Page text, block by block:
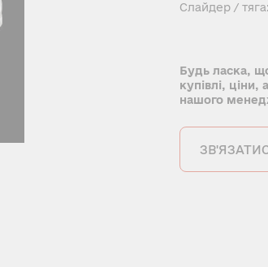
Слайдер /
Будь ласка,
купівлі,
нашого